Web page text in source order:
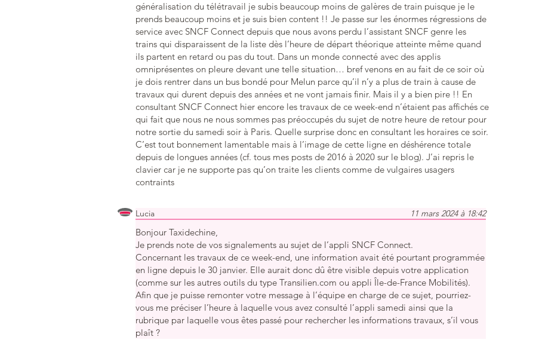
généralisation du télétravail je subis beaucoup moins de galères de train puisque je le
prends beaucoup moins et je suis bien content !! Je passe sur les énormes régressions de
service avec SNCF Connect depuis que nous avons perdu l’assistant SNCF genre les
trains qui disparaissent de la liste dès l’heure de départ théorique atteinte même quand
ils partent en retard ou pas du tout. Dans un monde connecté avec des applis
omniprésentes on pleure devant une telle situation… bref venons en au fait de ce soir où
je dois rentrer dans un bus bondé pour Melun parce qu’il n’y a plus de train à cause de
travaux qui durent depuis des années et ne vont jamais finir. Mais il y a bien pire !! En
consultant SNCF Connect hier encore les travaux de ce week-end n’étaient pas affichés ce
qui fait que nous ne nous sommes pas préoccupés du sujet de notre heure de retour pour
notre sortie du samedi soir à Paris. Quelle surprise donc en consultant les horaires ce soir.
C’est tout bonnement lamentable mais à l’image de cette ligne en déshérence totale
depuis de longues années (cf. tous mes posts de 2016 à 2020 sur le blog). J’ai repris le
clavier car je ne supporte pas qu’on traite les clients comme de vulgaires usagers
contraints
Lucia 11 mars 2024 à 18:42
Bonjour Taxidechine,
Je prends note de vos signalements au sujet de l’appli SNCF Connect.
Concernant les travaux de ce week-end, une information avait été pourtant programmée
en ligne depuis le 30 janvier. Elle aurait donc dû être visible depuis votre application
(comme sur les autres outils du type Transilien.com ou appli Île-de-France Mobilités).
Afin que je puisse remonter votre message à l’équipe en charge de ce sujet, pourriez-
vous me préciser l’heure à laquelle vous avez consulté l’appli samedi ainsi que la
rubrique par laquelle vous êtes passé pour rechercher les informations travaux, s’il vous
plaît ?